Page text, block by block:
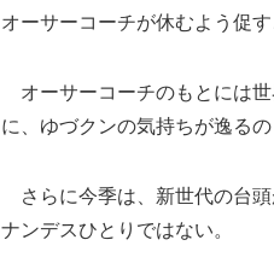
オーサーコーチが休むよう促
オーサーコーチのもとには
に、ゆづクンの気持ちが逸るの
さらに今季は、新世代の台
ナンデスひとりではない。